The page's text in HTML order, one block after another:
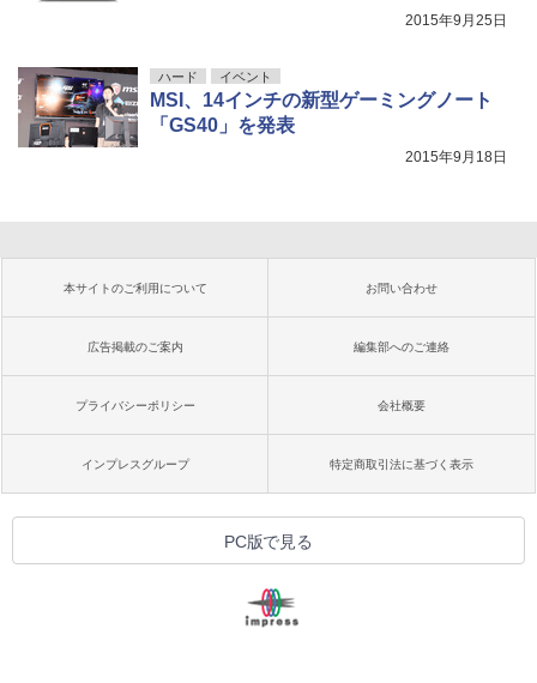
2015年9月25日
ハード イベント
MSI、14インチの新型ゲーミングノート
「GS40」を発表
2015年9月18日
本サイトのご利用について お問い合わせ
広告掲載のご案内 編集部へのご連絡
プライバシーポリシー 会社概要
インプレスグループ 特定商取引法に基づく表示
PC版で見る